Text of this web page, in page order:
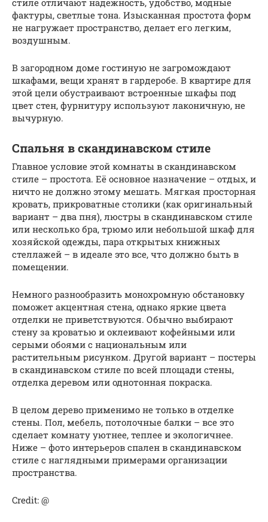
фактуры, светлые тона. Изысканная простота форм
не нагружает пространство, делает его легким,
воздушным.
В загородном доме гостиную не загромождают
шкафами, вещи хранят в гардеробе. В квартире для
этой цели обустраивают встроенные шкафы под
цвет стен, фурнитуру используют лаконичную, не
вычурную.
Спальня в скандинавском стиле
Главное условие этой комнаты в скандинавском
стиле – простота. Её основное назначение – отдых, и
ничто не должно этому мешать. Мягкая просторная
кровать, прикроватные столики (как оригинальный
вариант – два пня), люстры в скандинавском стиле
или несколько бра, трюмо или небольшой шкаф для
хозяйской одежды, пара открытых книжных
стеллажей – в идеале это все, что должно быть в
помещении.
Немного разнообразить монохромную обстановку
поможет акцентная стена, однако яркие цвета
отделки не приветствуются. Обычно выбирают
стену за кроватью и оклеивают кофейными или
серыми обоями с национальным или
растительным рисунком. Другой вариант – постеры
в скандинавском стиле по всей площади стены,
отделка деревом или однотонная покраска.
В целом дерево применимо не только в отделке
стены. Пол, мебель, потолочные балки – все это
сделает комнату уютнее, теплее и экологичнее.
Ниже – фото интерьеров спален в скандинавском
стиле с наглядными примерами организации
пространства.
Credit: @